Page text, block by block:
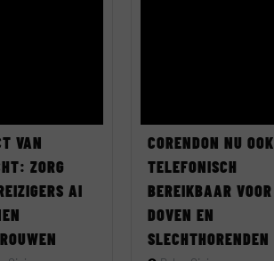
VAN
ZORG
AI
CORENDON NU OOK
TELEFONISCH
BEREIKBAAR VOOR
DOVEN EN
SLECHTHORENDEN